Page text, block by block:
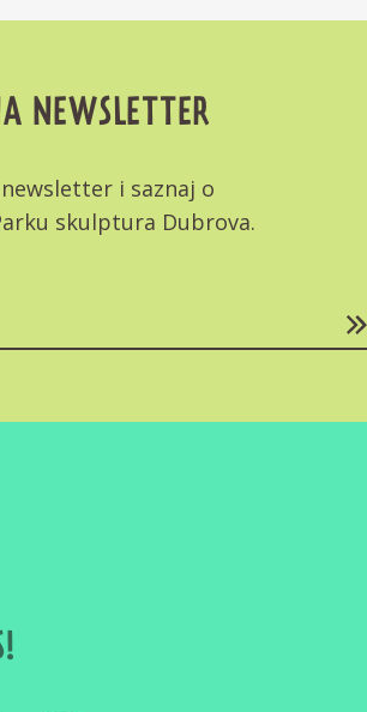
NEWSLETTER
i saznaj o
skulptura Dubrova.